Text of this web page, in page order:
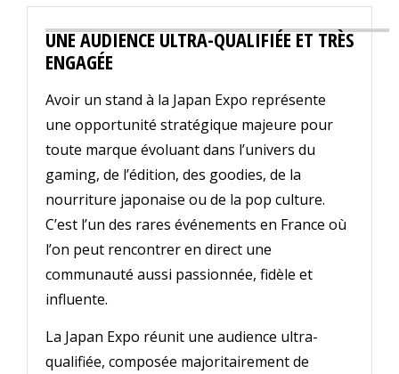
UNE AUDIENCE ULTRA-QUALIFIÉE ET TRÈS
ENGAGÉE
Avoir un stand à la Japan Expo représente
une opportunité stratégique majeure pour
toute marque évoluant dans l’univers du
gaming, de l’édition, des goodies, de la
nourriture japonaise ou de la pop culture.
C’est l’un des rares événements en France où
l’on peut rencontrer en direct une
communauté aussi passionnée, fidèle et
influente.
La Japan Expo réunit une audience ultra-
qualifiée, composée majoritairement de